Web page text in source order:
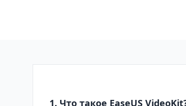
1. Что такое EaseUS